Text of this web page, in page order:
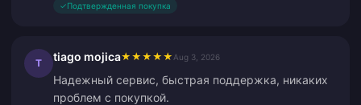
✓Подтвержденная покупка
T tiago mojica★ ★ ★ ★ ★ Aug 3, 2026
Надежный сервис, быстрая поддержка, никаких
проблем с покупкой.